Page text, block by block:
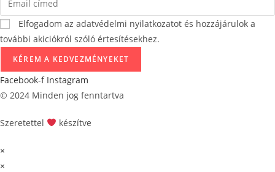
Elfogadom az adatvédelmi nyilatkozatot és hozzájárulok a
további akiciókról szóló értesítésekhez.
KÉREM A KEDVEZMÉNYEKET
Facebook-f Instagram
© 2024 Minden jog fenntartva
Szeretettel készítve
×
×